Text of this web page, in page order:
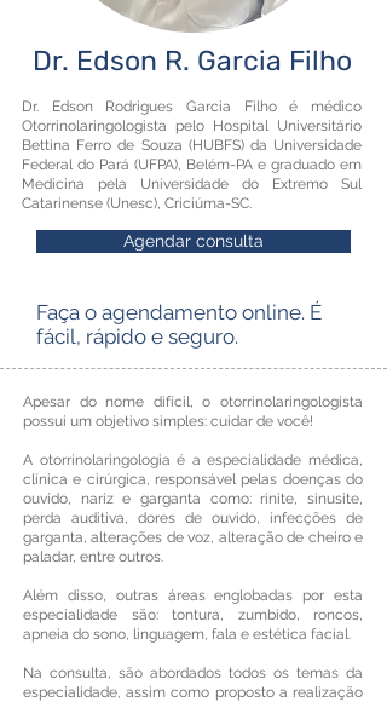
Dr. Edson R. Garcia Filho
Dr. Edson Rodrigues Garcia Filho é médico
Otorrinolaringologista pelo Hospital Universitário
Bettina Ferro de Souza (HUBFS) da Universidade
Federal do Pará (UFPA), Belém-PA e graduado em
Medicina pela Universidade do Extremo Sul
Catarinense (Unesc), Criciúma-SC.
Agendar consulta
Faça o agendamento online. É
fácil, rápido e seguro.
Apesar do nome difícil, o otorrinolaringologista
possui um objetivo simples: cuidar de você!
A otorrinolaringologia é a especialidade médica,
clínica e cirúrgica, responsável pelas doenças do
ouvido, nariz e garganta como: rinite, sinusite,
perda auditiva, dores de ouvido, infecções de
garganta, alterações de voz, alteração de cheiro e
paladar, entre outros.
Além disso, outras áreas englobadas por esta
especialidade são: tontura, zumbido, roncos,
apneia do sono, linguagem, fala e estética facial.
Na consulta, são abordados todos os temas da
especialidade, assim como proposto a realização